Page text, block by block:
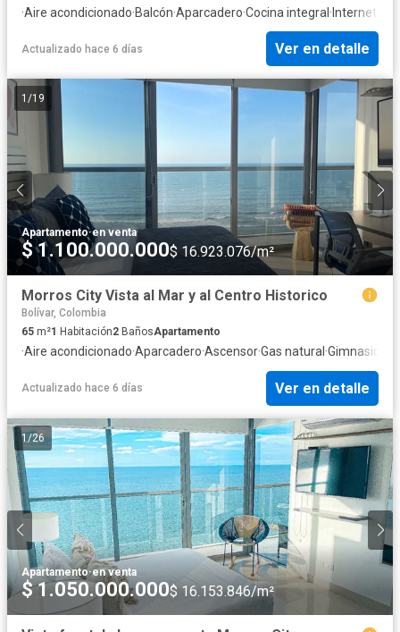
·Aire acondicionado·Balcón·Aparcadero·Cocina integral · Internet
Actualizado hace 6 días Ver en detalle
1 /19
Apartamento·en venta
$ 1.100.000.000$ 16.923.076/m²
Morros City Vista al Mar y al Centro Historico
Bolívar, Colombia
65 m²1 Habitación2 BañosApartamento
·Aire acondicionado·Aparcadero·Ascensor·Gas natural ·Gimnasio
Actualizado hace 6 días Ver en detalle
1/26
Apartamento·en venta
$ 1.050.000.000$ 16.153.846/m²